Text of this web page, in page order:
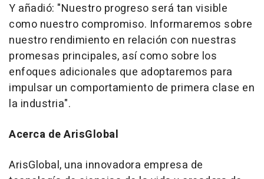
Y añadió: "Nuestro progreso será tan visible
como nuestro compromiso. Informaremos sobre
nuestro rendimiento en relación con nuestras
promesas principales, así como sobre los
enfoques adicionales que adoptaremos para
impulsar un comportamiento de primera clase en
la industria".
Acerca de ArisGlobal
ArisGlobal, una innovadora empresa de